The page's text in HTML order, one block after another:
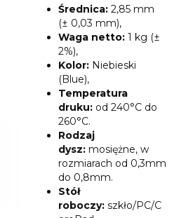
Średnica: 2,85 mm
(± 0,03 mm),
Waga netto: 1 kg (±
2%),
Kolor: Niebieski
(Blue),
Temperatura
druku: od 240°C do
260°C.
Rodzaj
dysz: mosiężne, w
rozmiarach od 0,3mm
do 0,8mm.
Stół
roboczy: szkło/PC/C